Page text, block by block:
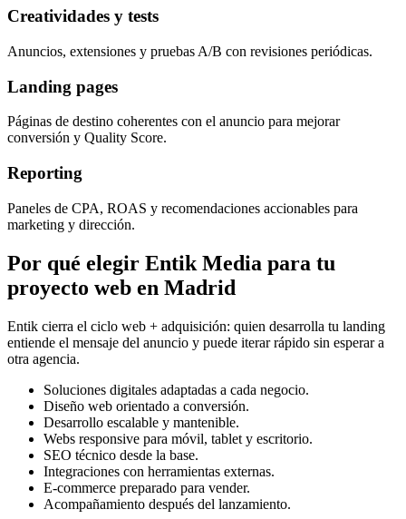
Creatividades y tests
Anuncios, extensiones y pruebas A/B con revisiones periódicas.
Landing pages
Páginas de destino coherentes con el anuncio para mejorar
conversión y Quality Score.
Reporting
Paneles de CPA, ROAS y recomendaciones accionables para
marketing y dirección.
Por qué elegir Entik Media para tu
proyecto web en Madrid
Entik cierra el ciclo web + adquisición: quien desarrolla tu landing
entiende el mensaje del anuncio y puede iterar rápido sin esperar a
otra agencia.
Soluciones digitales adaptadas a cada negocio.
Diseño web orientado a conversión.
Desarrollo escalable y mantenible.
Webs responsive para móvil, tablet y escritorio.
SEO técnico desde la base.
Integraciones con herramientas externas.
E-commerce preparado para vender.
Acompañamiento después del lanzamiento.